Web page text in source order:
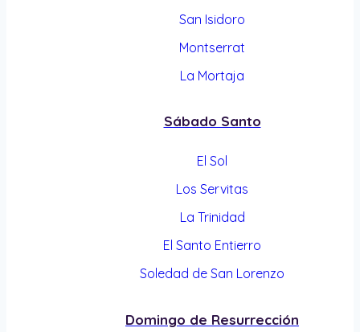
San Isidoro
Montserrat
La Mortaja
Sábado Santo
El Sol
Los Servitas
La Trinidad
El Santo Entierro
Soledad de San Lorenzo
Domingo de Resurrección